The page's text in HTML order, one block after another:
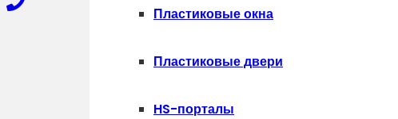
+7-910-327-77-88
Пластиковые окна
Пластиковые двери
HS-порталы